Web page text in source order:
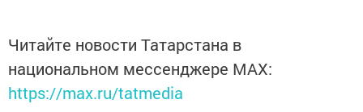
Читайте новости Татарстана в
национальном мессенджере MАХ:
https://max.ru/tatmedia